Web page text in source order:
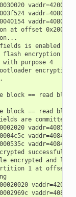
at offset 0x20000
is enabled
flash encryption
with purpose 4
block == read
block == read
are committed
successfully
and
1 at offset